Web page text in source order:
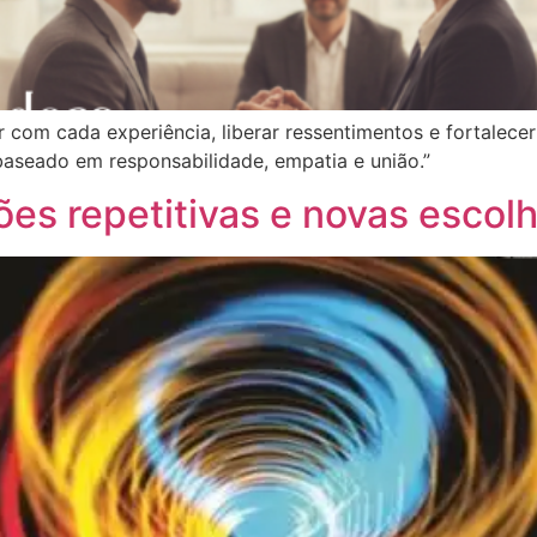
cada experiência, liberar ressentimentos e
em responsabilidade, empatia e união.”
repetitivas e novas